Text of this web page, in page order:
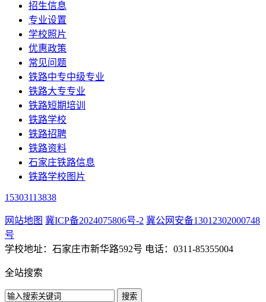
招生信息
专业设置
学校照片
优惠政策
常见问题
铁路中专中级专业
铁路大专专业
铁路短期培训
铁路学校
铁路招聘
铁路资料
石家庄铁路信息
铁路学校图片
15303113838
网站地图 冀ICP备2024075806号-2 冀公网安备13012302000748
号
学校地址：石家庄市新华路592号 电话：0311-85355004
全站搜索